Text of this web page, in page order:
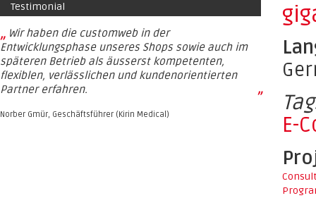
Testimonial
„ Wir haben die customweb in der
Entwicklungsphase unseres Shops sowie auch im
späteren Betrieb als äusserst kompetenten,
flexiblen, verlässlichen und kundenorientierten
Partner erfahren.
”
Norber Gmür, Geschäftsführer (Kirin Medical)
E-